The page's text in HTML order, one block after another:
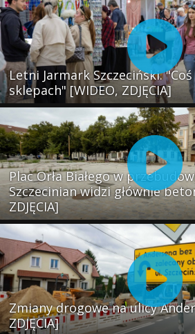
Letni Jarmark Szczeciński.
sklepach" [WIDEO, ZDJĘCIA]
Plac Orła Białego w
Szczecinian widzi głównie
ZDJĘCIA]
Zmiany drogowe na ulicy
ZDJĘCIA]